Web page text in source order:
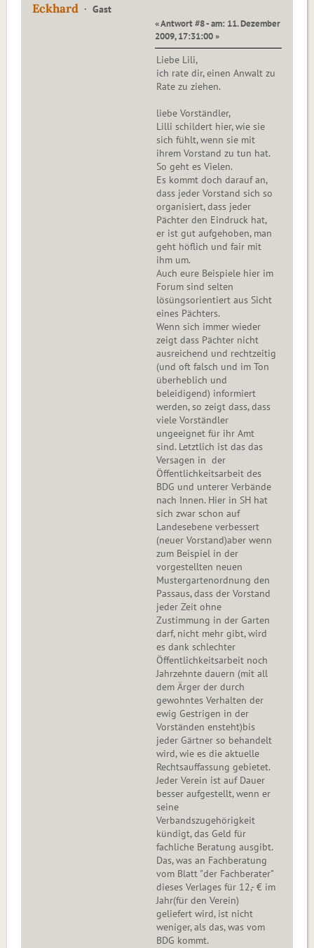
Eckhard Gast
« Antwort #8 - am: 11. Dezember
2009, 17:31:00 »
Liebe Lili,
ich rate dir, einen Anwalt zu
Rate zu ziehen.
liebe Vorständler,
Lilli schildert hier, wie sie
sich fühlt, wenn sie mit
ihrem Vorstand zu tun hat.
So geht es Vielen.
Es kommt doch darauf an,
dass jeder Vorstand sich so
organisiert, dass jeder
Pächter den Eindruck hat,
er ist gut aufgehoben, man
geht höflich und fair mit
ihm um.
Auch eure Beispiele hier im
Forum sind selten
lösüngsorientiert aus Sicht
eines Pächters.
Wenn sich immer wieder
zeigt dass Pächter nicht
ausreichend und rechtzeitig
(und oft falsch und im Ton
überheblich und
beleidigend) informiert
werden, so zeigt dass, dass
viele Vorständler
ungeeignet für ihr Amt
sind. Letztlich ist das das
Versagen in der
Öffentlichkeitsarbeit des
BDG und unterer Verbände
nach Innen. Hier in SH hat
sich zwar schon auf
Landesebene verbessert
(neuer Vorstand)aber wenn
zum Beispiel in der
vorgestellten neuen
Mustergartenordnung den
Passaus, dass der Vorstand
jeder Zeit ohne
Zustimmung in der Garten
darf, nicht mehr gibt, wird
es dank schlechter
Öffentlichkeitsarbeit noch
Jahrzehnte dauern (mit all
dem Ärger der durch
gewohntes Verhalten der
ewig Gestrigen in der
Vorständen ensteht)bis
jeder Gärtner so behandelt
wird, wie es die aktuelle
Rechtsauffassung gebietet.
Jeder Verein ist auf Dauer
besser aufgestellt, wenn er
seine
Verbandszugehörigkeit
kündigt, das Geld für
fachliche Beratung ausgibt.
Das, was an Fachberatung
vom Blatt "der Fachberater"
dieses Verlages für 12,- € im
Jahr(für den Verein)
geliefert wird, ist nicht
weniger, als das, was vom
BDG kommt.